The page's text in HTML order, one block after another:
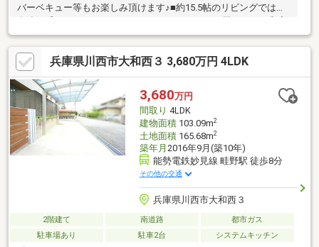
バーベキュー等もお楽しみ頂けます♪■約15.5帖のリビングではお
は、みんながほっと一息つける空間♪■毎日利用しない卓上コンロ
やホットプレート等は床下収納に収納可能♪■便利とおしゃれが両
立！システムキッチン搭載♪■環境にもママの手にも優しい食器洗
浄乾燥機付♪■浴室乾燥機付でいつも快適バスタイム♪■図書館まで
約17分の近さで、小さな頃から沢山の本を読んであげられそう♪■
徒歩約15分の保育園は仕事帰りにさっと立ち寄れる♪■徒歩圏内に
スーパーがあるので買い物に便利♪
兵庫県川西市大和西３ 3,680万円 4LDK
3,680万円
間取り 4LDK
建物面積103.09m2
土地面積165.68m2
築年月 2016年9月(築10年)
能勢電鉄妙見線 畦野駅 徒歩8分
その他の交通
兵庫県川西市大和西３
2階建て 南道路
都市ガス
駐車場あり
駐車2台 システムキッチン